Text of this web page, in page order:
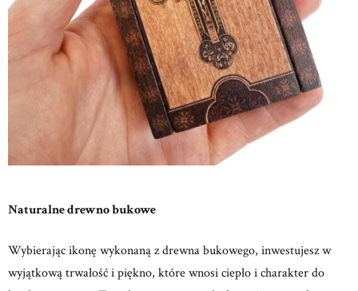
Naturalne drewno bukowe
Wybierając ikonę wykonaną z drewna bukowego, inwestujesz w
wyjątkową trwałość i piękno, które wnosi ciepło i charakter do